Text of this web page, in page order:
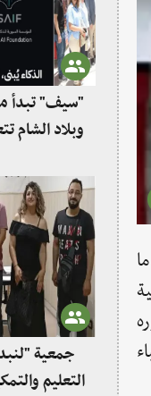
"سيف" تبدأ
وبلاد الشام
جمعية
التعليم